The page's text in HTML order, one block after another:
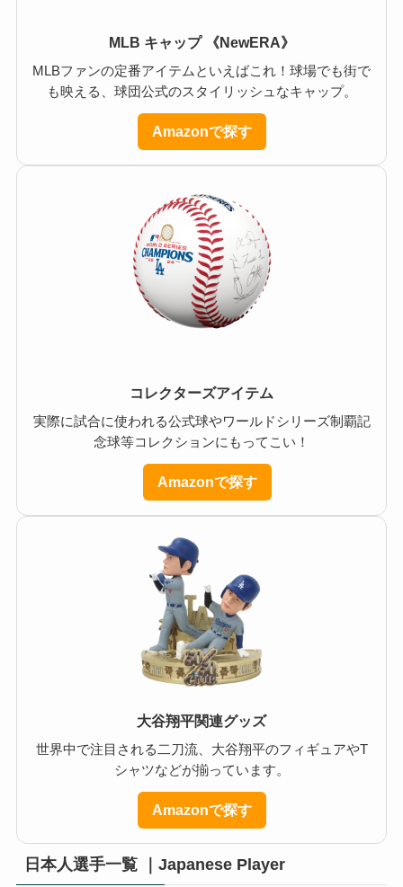
MLB キャップ 《NewERA》
MLBファンの定番アイテムといえばこれ！球場でも街で
も映える、球団公式のスタイリッシュなキャップ。
Amazonで探す
コレクターズアイテム
実際に試合に使われる公式球やワールドシリーズ制覇記
念球等コレクションにもってこい！
Amazonで探す
大谷翔平関連グッズ
世界中で注目される二刀流、大谷翔平のフィギュアやT
シャツなどが揃っています。
Amazonで探す
日本人選手一覧 ｜Japanese Player